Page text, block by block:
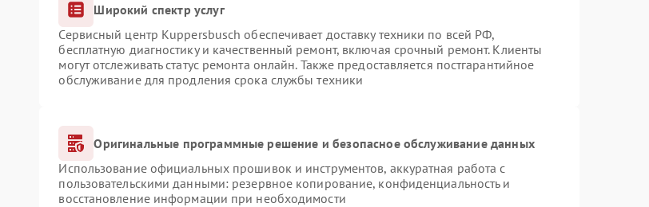
Широкий спектр услуг
Сервисный центр Kuppersbusch обеспечивает доставку техники по всей РФ,
бесплатную диагностику и качественный ремонт, включая срочный ремонт. Клиенты
могут отслеживать статус ремонта онлайн. Также предоставляется постгарантийное
обслуживание для продления срока службы техники
Оригинальные программные решение и безопасное обслуживание данных
Использование официальных прошивок и инструментов, аккуратная работа с
пользовательскими данными: резервное копирование, конфиденциальность и
восстановление информации при необходимости